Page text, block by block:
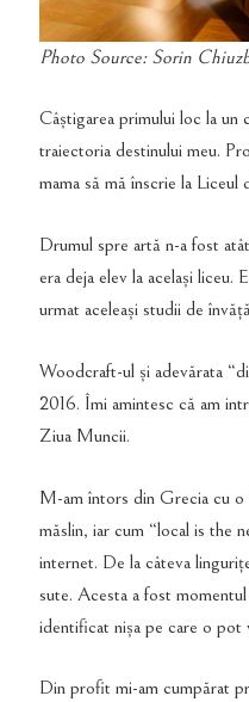
Photo Source: Sorin
Câștigarea primului loc la un
traiectoria destinului meu.
mama să mă înscrie la Liceul
Drumul spre artă n-a fost
era deja elev la același liceu.
urmat aceleași studii de
Woodcraft-ul și adevărata
2016. Îmi amintesc că am
Ziua Muncii.
M-am întors din Grecia cu o
măslin, iar cum “local is the
internet. De la câteva
sute. Acesta a fost
identificat nișa pe care o pot
Din profit mi-am cumpărat